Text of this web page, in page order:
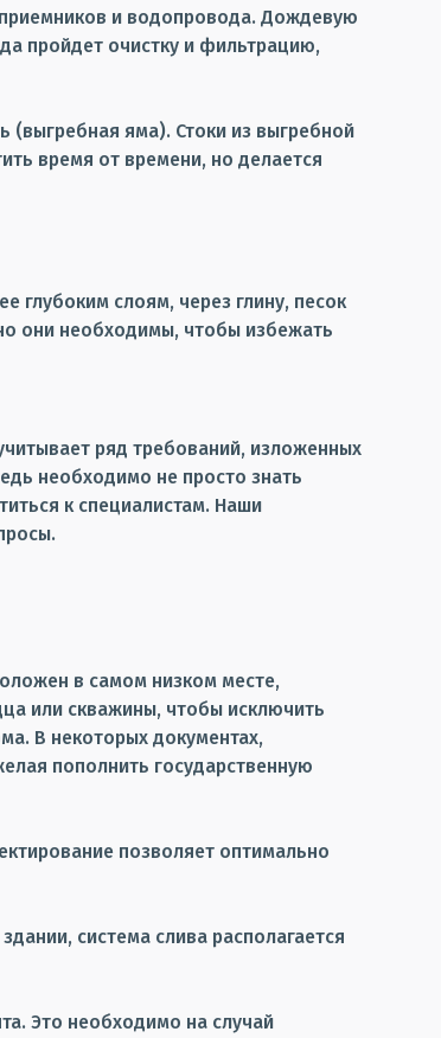
и водопровода. Дождевую
пройдет очистку и фильтрацию,
(выгребная яма). Стоки из выгребной
время от времени, но делается
глубоким слоям, через глину, песок
они необходимы, чтобы избежать
ряд требований, изложенных
необходимо не просто знать
к специалистам. Наши
в самом низком месте,
или скважины, чтобы исключить
В некоторых документах,
пополнить государственную
позволяет оптимально
система слива располагается
Это необходимо на случай